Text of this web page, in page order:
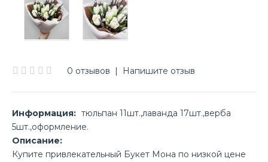
0 отзывов | Напишите отзыв
Информация: тюльпан 11шт.,лаванда 17шт.,верба
5шт.,оформление.
Описание:
Купите привлекательный Букет Мона по низкой цене